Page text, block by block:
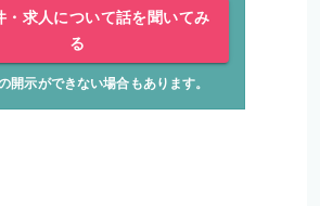
・求人について話を聞いてみ
る
開示ができない場合もあります。